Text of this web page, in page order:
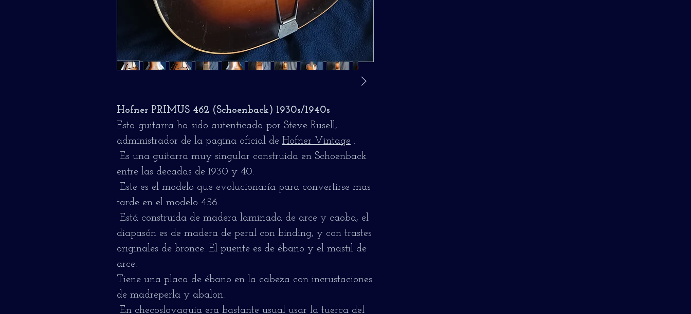
Hofner PRIMUS 462 (Schoenback) 1930s/1940s
Esta guitarra ha sido autenticada por Steve Rusell,
administrador de la pagina oficial de Hofner Vintage .
Es una guitarra muy singular construida en Schoenback
entre las decadas de 1930 y 40.
Este es el modelo que evolucionaría para convertirse mas
tarde en el modelo 456.
Está construida de madera laminada de arce y caoba, el
diapasón es de madera de peral con binding, y con trastes
originales de bronce. El puente es de ébano y el mastil de
arce.
Tiene una placa de ébano en la cabeza con incrustaciones
de madreperla y abalon.
En checoslovaquia era bastante usual usar la tuerca del